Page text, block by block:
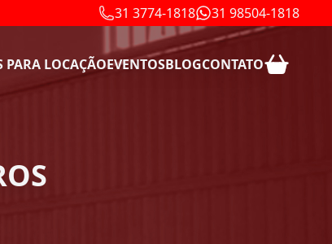
31 3774-1818 31 98504-1818
PARA LOCAÇÃOEVENTOSBLOGCONTATO